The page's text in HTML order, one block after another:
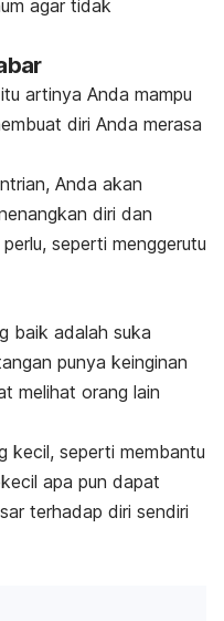
agar tidak
artinya Anda mampu
diri Anda merasa
Anda akan
diri dan
seperti menggerutu
baik adalah suka
punya keinginan
melihat orang lain
kecil, seperti membantu
apa pun dapat
terhadap diri sendiri